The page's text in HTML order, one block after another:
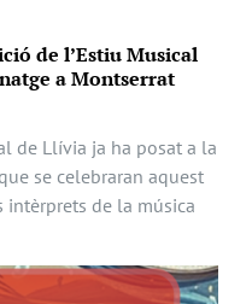
de l’Estiu Musical
a Montserrat
de Llívia ja ha posat a la
se celebraran aquest
intèrprets de la música